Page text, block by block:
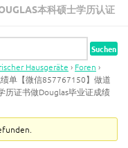
本科硕士学历认证
Hausgeräte › Foren ›
单【微信857767150】做道
历证书做Douglas毕业证成绩